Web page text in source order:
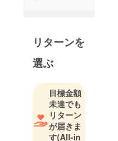
人々に宇宙
の魅力を伝
え、驚きと
感動を広げ
るために、
2019年に設
立しまし
た。
リターンを
選ぶ
目標金額
未達でも
リターン
が届きま
す(All-in